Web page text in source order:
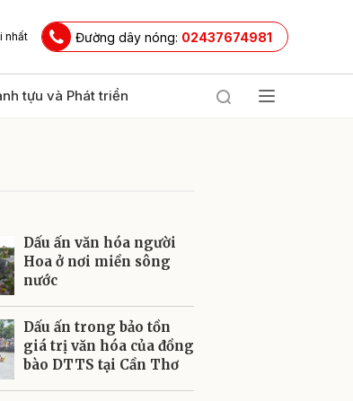
nhất Đường dây nóng: 02437674981
tựu và Phát triển
Dấu ấn văn hóa người
Hoa ở nơi miền sông
nước
Dấu ấn trong bảo tồn
giá trị văn hóa của đồng
bào DTTS tại Cần Thơ